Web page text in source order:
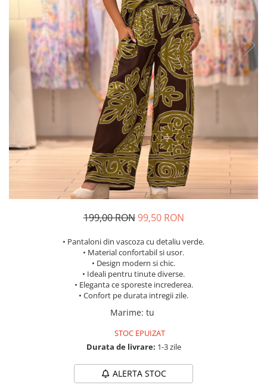
Costume de baie
199,00 RON 99,50 RON
• Pantaloni din vascoza cu detaliu verde.
• Material confortabil si usor.
• Design modern si chic.
• Ideali pentru tinute diverse.
• Eleganta ce sporeste increderea.
• Confort pe durata intregii zile.
Marime: tu
STOC EPUIZAT
Durata de livrare: 1-3 zile
ALERTA STOC